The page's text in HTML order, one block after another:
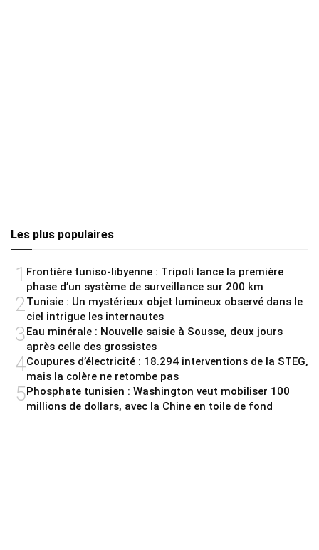
Les plus populaires
1 Frontière tuniso-libyenne : Tripoli lance la première
phase d’un système de surveillance sur 200 km
2Tunisie : Un mystérieux objet lumineux observé dans le
ciel intrigue les internautes
3Eau minérale : Nouvelle saisie à Sousse, deux jours
après celle des grossistes
4Coupures d’électricité : 18.294 interventions de la STEG,
mais la colère ne retombe pas
5Phosphate tunisien : Washington veut mobiliser 100
millions de dollars, avec la Chine en toile de fond